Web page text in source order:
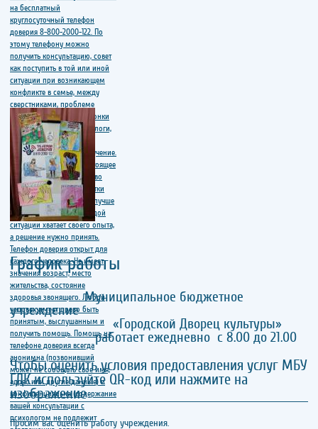
График работы
Муниципальное бюджетное
учреждение
«Городской Дворец культуры»
работает ежедневно с 8.00 до 21.00
Чтобы оценить условия предоставления услуг МБУ
ГДК используйте QR-код или нажмите на
изображение
Просим вас оценить работу учреждения.